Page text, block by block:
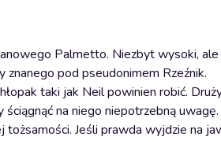
Palmetto. Niezbyt wysoki, ale
pod pseudonimem Rzeźnik.
taki jak Neil powinien robić.
na niego niepotrzebną
Jeśli prawda wyjdzie na